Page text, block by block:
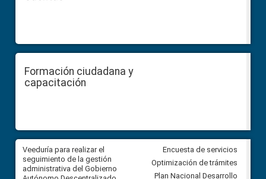
Formación ciudadana y
capacitación
Veeduría para realizar el
seguimiento de la gestión
administrativa del Gobierno
Veeduría para vigilar los
derivados de la Audiencia
Encuesta de servicios
Optimización de trámites
Plan Nacional Desarrollo